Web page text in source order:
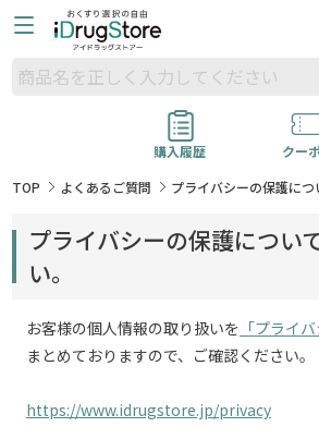
購入履歴
クー
TOP
よくあるご質問 プライバシーの保護につ
プライバシーの保護につい
い。
お客様の個人情報の取り扱いを 「プライ
まとめておりますので、ご確認ください。
https://www.idrugstore.jp/privacy